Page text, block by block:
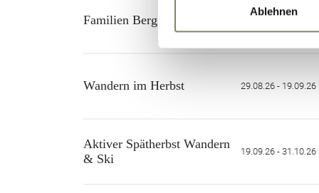
Ablehnen
Familien Bergglück-Wochen
Wandern im Herbst 29.08.26 - 19.09.26
Aktiver Spätherbst Wandern
& Ski
19.09.26 - 31.10.26